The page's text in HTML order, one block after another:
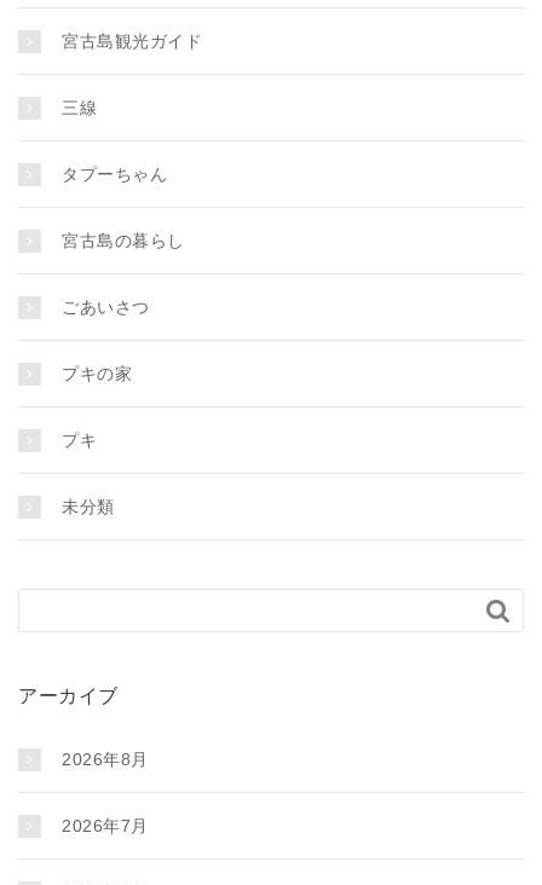
宮古島観光ガイド
三線
タプーちゃん
宮古島の暮らし
ごあいさつ
プキの家
プキ
未分類

アーカイブ
2026年8月
2026年7月